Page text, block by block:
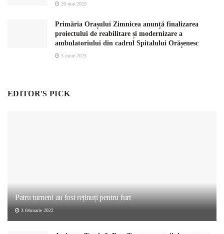
26 mai 2025
Primăria Orașului Zimnicea anunță finalizarea
proiectului de reabilitare și modernizare a
ambulatoriului din cadrul Spitalului Orășenesc
3 iunie 2025
EDITOR'S PICK
Patru turneni au fost reținuți pentru furt
3 februarie 2022